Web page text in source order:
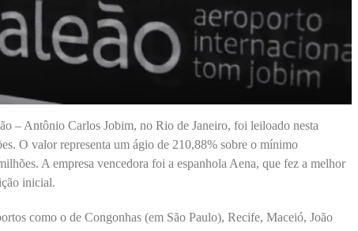
– Antônio Carlos Jobim, no Rio de Janeiro, foi leiloado nesta
O valor representa um ágio de 210,88% sobre o mínimo
A empresa vencedora foi a espanhola Aena, que fez a melhor
inicial.
como o de Congonhas (em São Paulo), Recife, Maceió, João